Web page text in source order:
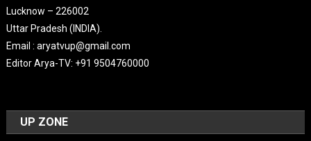
Lucknow – 226002
Uttar Pradesh (INDIA).
Email : aryatvup@gmail.com
Editor Arya-TV: +91 9504760000
UP ZONE